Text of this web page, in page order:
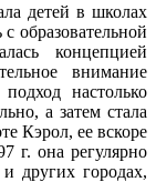
детей в школах
образовательной
концепцией
внимание
настолько
а затем стала
Кэрол, ее вскоре
г. она регулярно
других городах,